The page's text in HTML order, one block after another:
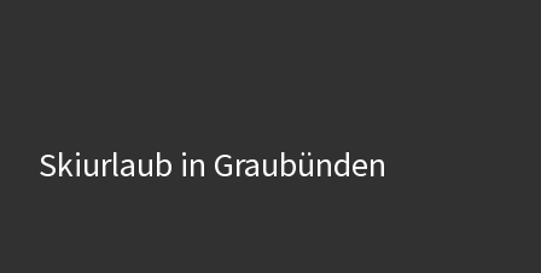
Skiurlaub in Graubünden